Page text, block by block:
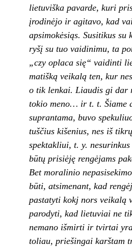
lietuviška pavarde, kuri
įrodinėjo ir agitavo, kad
apsimokėsiąs. Susitikus
ryšį su tuo vaidinimu, ta
„czy oplaca się“ vaidinti
matišką veikalą ten, kur
o tik lenkai. Liaudis gi dar
tokio meno… ir t. t. Šiame
suprantama, buvo
tuščius kišenius, nes iš
spektakliui, t. y.
būtų prisiėję rengėjams
Bet moralinio
būti, atsimenant, kad
pastatyti kokj nors veikalą
parodyti, kad lietuviai ne
nemano išmirti ir tvirtai
toliau, priešingai karštam